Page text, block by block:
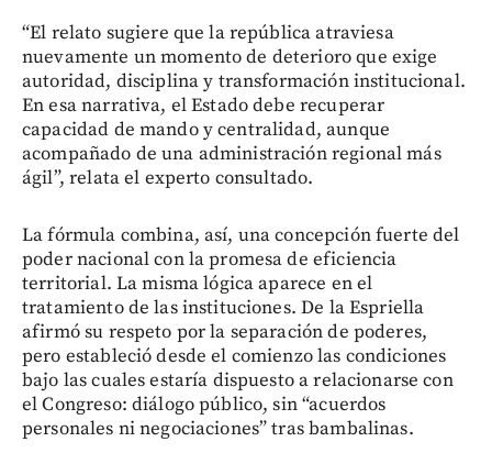
“El relato sugiere que la república atraviesa
nuevamente un momento de deterioro que exige
autoridad, disciplina y transformación institucional.
En esa narrativa, el Estado debe recuperar
capacidad de mando y centralidad, aunque
acompañado de una administración regional más
ágil”, relata el experto consultado.
La fórmula combina, así, una concepción fuerte del
poder nacional con la promesa de eficiencia
territorial. La misma lógica aparece en el
tratamiento de las instituciones. De la Espriella
afirmó su respeto por la separación de poderes,
pero estableció desde el comienzo las condiciones
bajo las cuales estaría dispuesto a relacionarse con
el Congreso: diálogo público, sin “acuerdos
personales ni negociaciones” tras bambalinas.